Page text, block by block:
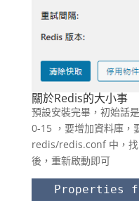
關於Redis的大小事
預設安裝完畢，初始話
0-15 ，要增加資料庫，
redis/redis.conf 中，
後，重新啟動即可
Properties